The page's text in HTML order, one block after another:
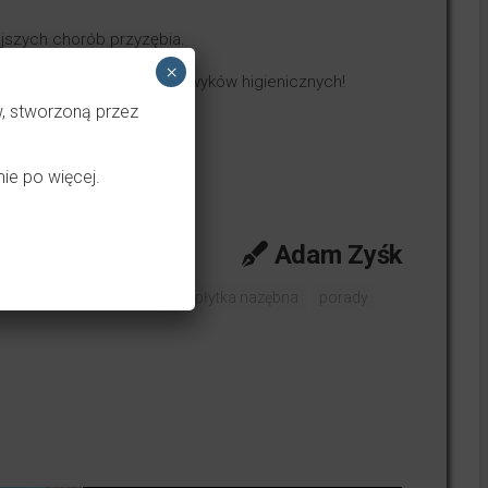
chorób przyzębia.
do prawidłowych nawyków higienicznych!
Adam Zyśk
płytka nazębna
porady
stworzoną przez
po więcej.
×